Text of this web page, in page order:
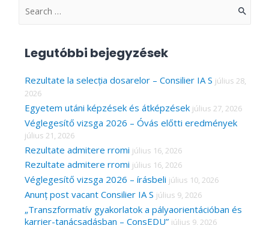
S
c
h
f
o
r
:
Legutóbbi bejegyzések
Rezultate la selecția dosarelor – Consilier IA S július 28,
2026
Egyetem utáni képzések és átképzések július 27, 2026
Véglegesítő vizsga 2026 – Óvás előtti eredmények
július 21, 2026
Rezultate admitere rromi július 16, 2026
Rezultate admitere rromi július 16, 2026
Véglegesítő vizsga 2026 – írásbeli július 10, 2026
Anunț post vacant Consilier IA S július 9, 2026
„Transzformatív gyakorlatok a pályaorientációban és
karrier-tanácsadásban – ConsEDU” július 9, 2026